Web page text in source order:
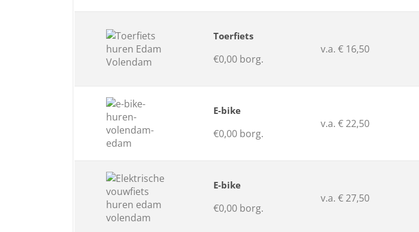
Toerfiets
€0,00 borg.
v.a. € 16,50
E-bike
€0,00 borg.
v.a. € 22,50
E-bike
€0,00 borg.
v.a. € 27,50